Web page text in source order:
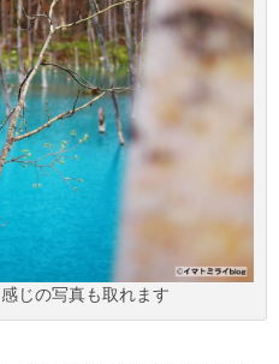
じの写真も取れます